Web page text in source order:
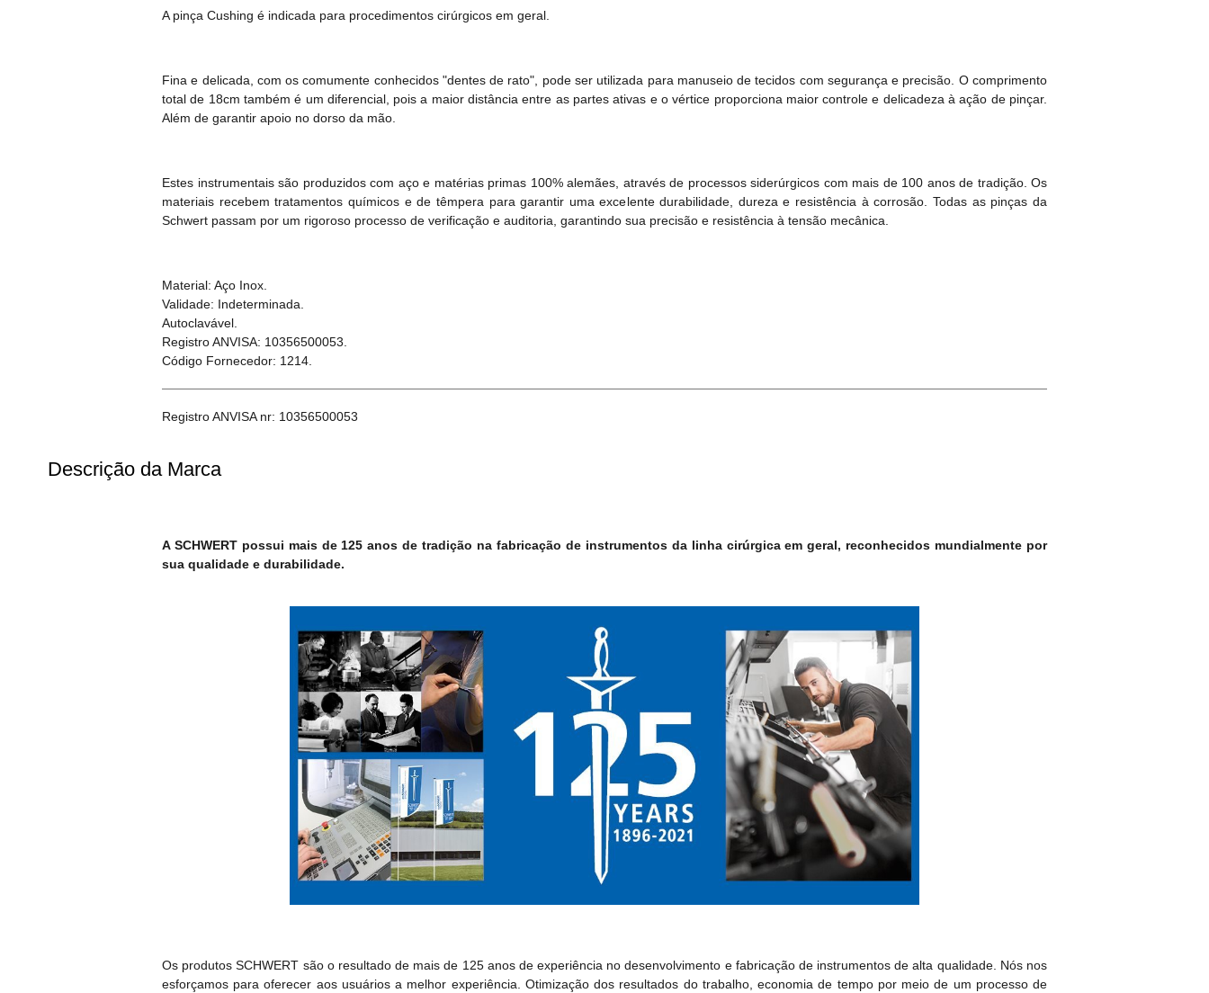
A pinça Cushing é indicada para procedimentos cirúrgicos em geral.
Fina e delicada, com os comumente conhecidos "dentes de rato", pode ser utilizada para manuseio de tecidos com segurança e precisão. O comprimento
total de 18cm também é um diferencial, pois a maior distância entre as partes ativas e o vértice proporciona maior controle e delicadeza à ação de pinçar.
Além de garantir apoio no dorso da mão.
Estes instrumentais são produzidos com aço e matérias primas 100% alemães, através de processos siderúrgicos com mais de 100 anos de tradição. Os
materiais recebem tratamentos químicos e de têmpera para garantir uma excelente durabilidade, dureza e resistência à corrosão. Todas as pinças da
Schwert passam por um rigoroso processo de verificação e auditoria, garantindo sua precisão e resistência à tensão mecânica.
Material: Aço Inox.
Validade: Indeterminada.
Autoclavável.
Registro ANVISA: 10356500053.
Código Fornecedor: 1214.
Registro ANVISA nr: 10356500053
Descrição da Marca
A SCHWERT possui mais de 125 anos de tradição na fabricação de instrumentos da linha cirúrgica em geral, reconhecidos mundialmente por
sua qualidade e durabilidade.
Os produtos SCHWERT são o resultado de mais de 125 anos de experiência no desenvolvimento e fabricação de instrumentos de alta qualidade. Nós nos
esforçamos para oferecer aos usuários a melhor experiência. Otimização dos resultados do trabalho, economia de tempo por meio de um processo de